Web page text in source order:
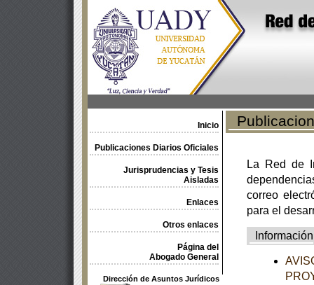
Inicio
Publicaciones Diarios Oficiales
Jurisprudencias y Tesis
Aisladas
Enlaces
Otros enlaces
Página del
Abogado General
Dirección de Asuntos Jurídicos
La Red de
correo
para el
Información